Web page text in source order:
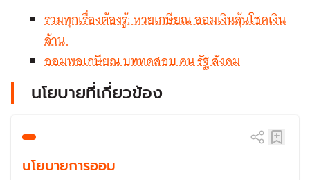
รวมทุกเรื่องต้องรู้: หวยเกษียณ ออมเงินลุ้นโชคเงิน
ล้าน
ออมพอเกษียณ บททดสอบ คน รัฐ สังคม
นโยบายที่เกี่ยวข้อง
นโยบายการออม